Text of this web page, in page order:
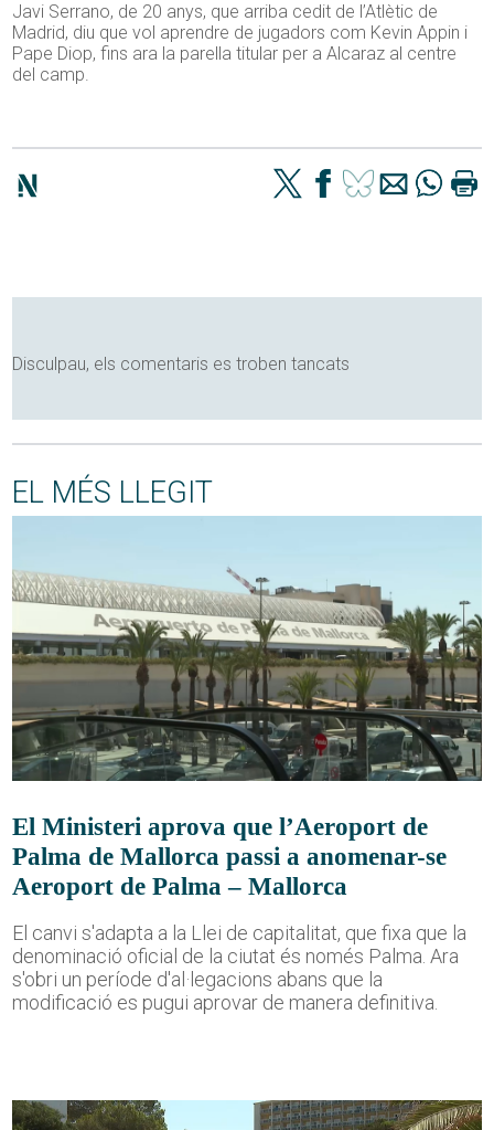
Javi Serrano, de 20 anys, que arriba cedit de l’Atlètic de
Madrid, diu que vol aprendre de jugadors com Kevin Appin i
Pape Diop, fins ara la parella titular per a Alcaraz al centre
del camp.
Disculpau, els comentaris es troben tancats
EL MÉS LLEGIT
El Ministeri aprova que l’Aeroport de
Palma de Mallorca passi a anomenar-se
Aeroport de Palma – Mallorca
El canvi s'adapta a la Llei de capitalitat, que fixa que la
denominació oficial de la ciutat és només Palma. Ara
s'obri un període d'al·legacions abans que la
modificació es pugui aprovar de manera definitiva.